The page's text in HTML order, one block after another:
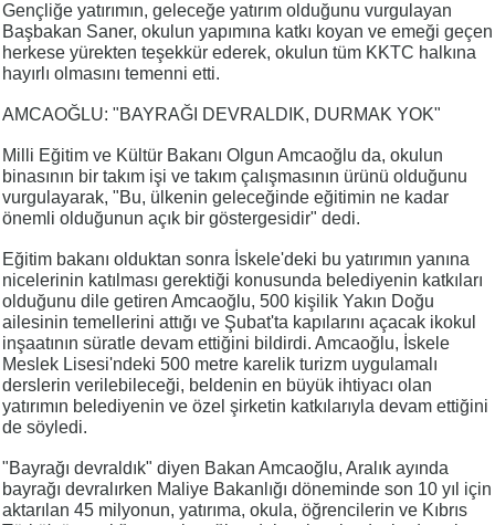
Gençliğe yatırımın, geleceğe yatırım olduğunu vurgulayan
Başbakan Saner, okulun yapımına katkı koyan ve emeği geçen
herkese yürekten teşekkür ederek, okulun tüm KKTC halkına
hayırlı olmasını temenni etti.
AMCAOĞLU: "BAYRAĞI DEVRALDIK, DURMAK YOK"​
Milli Eğitim ve Kültür Bakanı Olgun Amcaoğlu da, okulun
binasının bir takım işi ve takım çalışmasının ürünü olduğunu
vurgulayarak, "Bu, ülkenin geleceğinde eğitimin ne kadar
önemli olduğunun açık bir göstergesidir" dedi.
Eğitim bakanı olduktan sonra İskele'deki bu yatırımın yanına
nicelerinin katılması gerektiği konusunda belediyenin katkıları
olduğunu dile getiren Amcaoğlu, 500 kişilik Yakın Doğu
ailesinin temellerini attığı ve Şubat'ta kapılarını açacak ikokul
inşaatının süratle devam ettiğini bildirdi. Amcaoğlu, İskele
Meslek Lisesi'ndeki 500 metre karelik turizm uygulamalı
derslerin verilebileceği, beldenin en büyük ihtiyacı olan
yatırımın belediyenin ve özel şirketin katkılarıyla devam ettiğini
de söyledi.
"Bayrağı devraldık" diyen Bakan Amcaoğlu, Aralık ayında
bayrağı devralırken Maliye Bakanlığı döneminde son 10 yıl için
aktarılan 45 milyonun, yatırıma, okula, öğrencilerin ve Kıbrıs